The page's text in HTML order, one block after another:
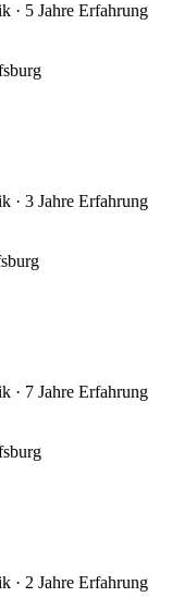
· 5 Jahre Erfahrung
· 3 Jahre Erfahrung
· 7 Jahre Erfahrung
· 2 Jahre Erfahrung